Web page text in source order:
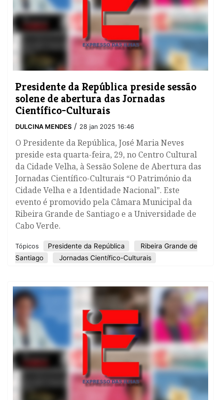
​Presidente da República preside sessão
solene de abertura das Jornadas
Científico-Culturais
DULCINA MENDES / 28 jan 2025 16:46
O Presidente da República, José Maria Neves
preside esta quarta-feira, 29, no Centro Cultural
da Cidade Velha, à Sessão Solene de Abertura das
Jornadas Científico-Culturais “O Património da
Cidade Velha e a Identidade Nacional”. Este
evento é promovido pela Câmara Municipal da
Ribeira Grande de Santiago e a Universidade de
Cabo Verde.
Tópicos ​Presidente da República
Ribeira Grande de
Santiago
Jornadas Científico-Culturais